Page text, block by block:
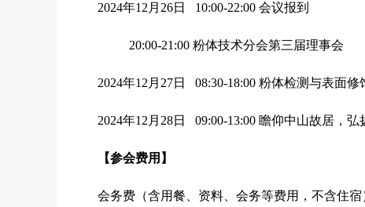
2024年12月26日 10:00-22:00 会议报到
20:00-21:00 粉体技术分会第三届理事会
2024年12月27日 08:30-18:00 粉体检测与表面修
2024年12月28日 09:00-13:00 瞻仰中山故居，弘
【参会费用】
会务费（含用餐、资料、会务等费用，不含住